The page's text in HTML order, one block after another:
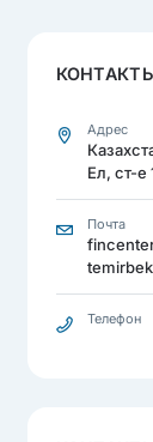
Адрес
Ел, ст-е
Почта
Телефон